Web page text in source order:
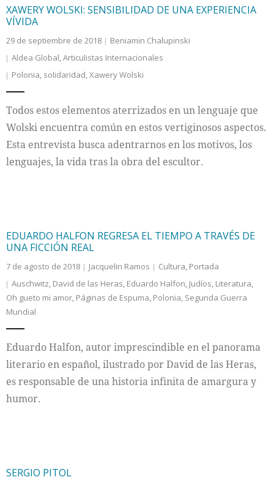
XAWERY WOLSKI: SENSIBILIDAD DE UNA EXPERIENCIA
VÍVIDA
29 de septiembre de 2018
Beniamin Chalupinski
Aldea Global,Articulistas Internacionales
Polonia, solidaridad,Xawery Wolski
Todos estos elementos aterrizados en un lenguaje que
Wolski encuentra común en estos vertiginosos aspectos.
Esta entrevista busca adentrarnos en los motivos, los
lenguajes, la vida tras la obra del escultor.
EDUARDO HALFON REGRESA EL TIEMPO A TRAVÉS DE
UNA FICCIÓN REAL
7 de agosto de 2018 Jacquelin Ramos Cultura, Portada
Auschwitz, David de las Heras, Eduardo Halfon, Judíos, Literatura,
Oh gueto mi amor, Páginas de Espuma, Polonia, Segunda Guerra
Mundial
Eduardo Halfon, autor imprescindible en el panorama
literario en español, ilustrado por David de las Heras,
es responsable de una historia infinita de amargura y
humor.
SERGIO PITOL